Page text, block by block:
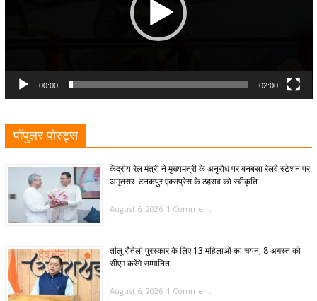
00:00 02:00
पॉपुलर पोस्ट्स
केंद्रीय रेल मंत्री ने मुख्यमंत्री के अनुरोध पर बनबसा रेलवे स्टेशन पर
अमृतसर–टनकपुर एक्सप्रेस के ठहराव को स्वीकृति
August 6, 2026 1 Comment
तीलू रौतेली पुरस्कार के लिए 13 महिलाओं का चयन, 8 अगस्त को
सीएम करेंगे सम्मानित
August 6, 2026 1 Comment